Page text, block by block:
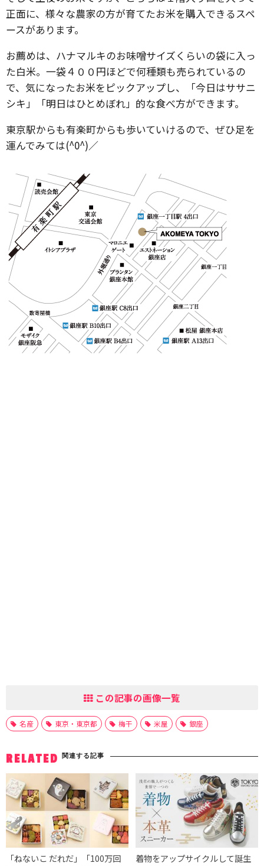
正面に、様々な農家の方が育てたお米を購入できるスペ
ースがあります。
お薦めは、ハナマルキのお味噌サイズくらいの袋に入っ
た白米。一袋４００円ほどで何種類も売られているの
で、気になったお米をピックアップし、「今日はササニ
シキ」「明日はひとめぼれ」的な食べ方ができます。
東京駅からも有楽町からも歩いていけるので、ぜひ足を
運んでみては(^0^)／
この記事の画像一覧
名産 東京・東京都 梅干 米屋 銀座
RELATED 関連する記事
「ねないこ だれだ」「100万回
着物をアップサイクルして誕生